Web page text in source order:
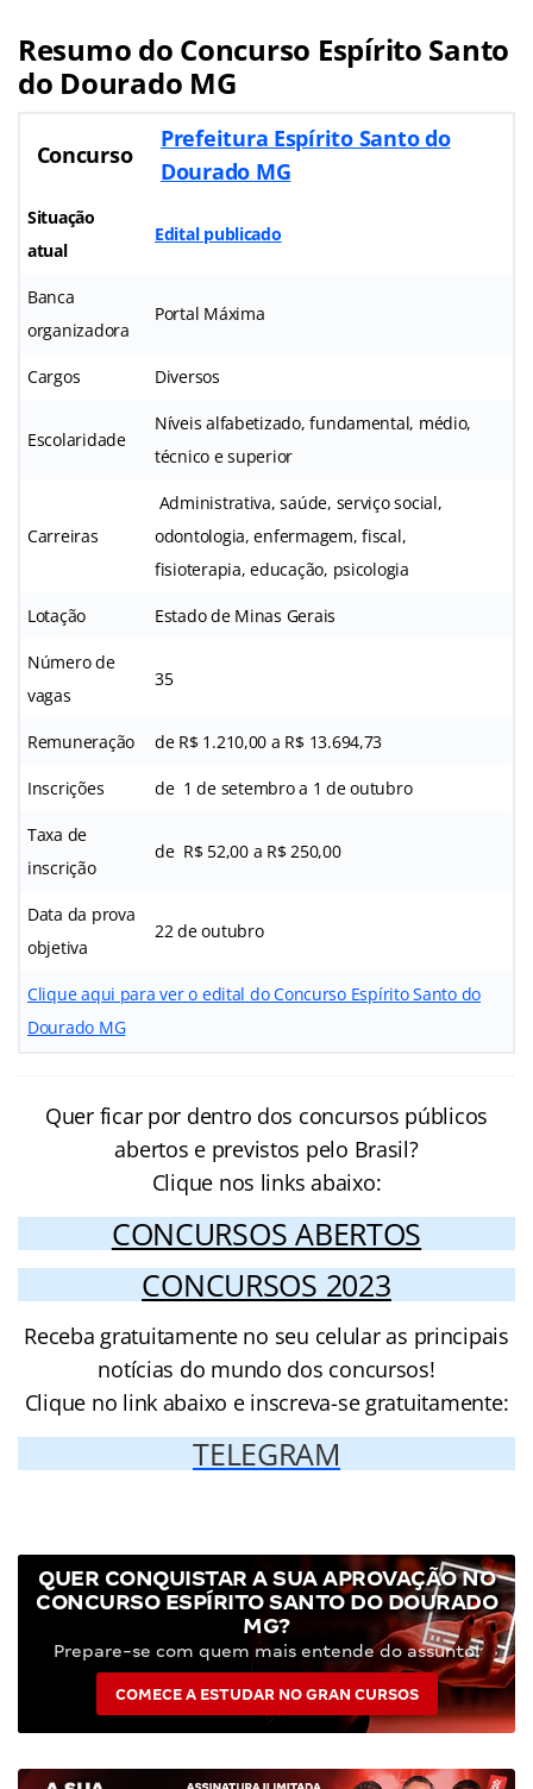
Resumo do Concurso Espírito Santo
do Dourado MG
Concurso
Prefeitura Espírito Santo do
Dourado MG
Situação
atual
Edital publicado
Banca
organizadora
Portal Máxima
Cargos Diversos
Escolaridade
Níveis alfabetizado, fundamental, médio,
técnico e superior
Carreiras
Administrativa, saúde, serviço social,
odontologia, enfermagem, fiscal,
fisioterapia, educação, psicologia
Lotação Estado de Minas Gerais
Número de
vagas
35
Remuneração de R$ 1.210,00 a R$ 13.694,73
Inscrições de 1 de setembro a 1 de outubro
Taxa de
inscrição
de R$ 52,00 a R$ 250,00
Data da prova
objetiva
22 de outubro
Clique aqui para ver o edital do Concurso Espírito Santo do
Dourado MG
Quer ficar por dentro dos concursos públicos
abertos e previstos pelo Brasil?
Clique nos links abaixo:
CONCURSOS ABERTOS
CONCURSOS 2023
Receba gratuitamente no seu celular as principais
notícias do mundo dos concursos!
Clique no link abaixo e inscreva-se gratuitamente:
TELEGRAM
QUER CONQUISTAR A SUA APROVAÇÃO NO
CONCURSO ESPÍRITO SANTO DO DOURADO
MG?
Prepare-se com quem mais entende do assunto!
COMECE A ESTUDAR NO GRAN CURSOS